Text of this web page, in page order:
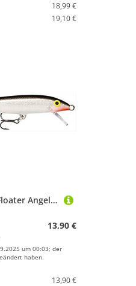
18,99 €
19,10 €
Rapala - Original Floater Angelköder - Angelzubehör aus Balsaholz - Süßwasser Spinnköder - Lauftiefe 0.9-1.5m - Fischköder 5cm, 3g - Hergestellt in Estland - Silver
13,90 €
um 00:03; der
haben.
13,90 €